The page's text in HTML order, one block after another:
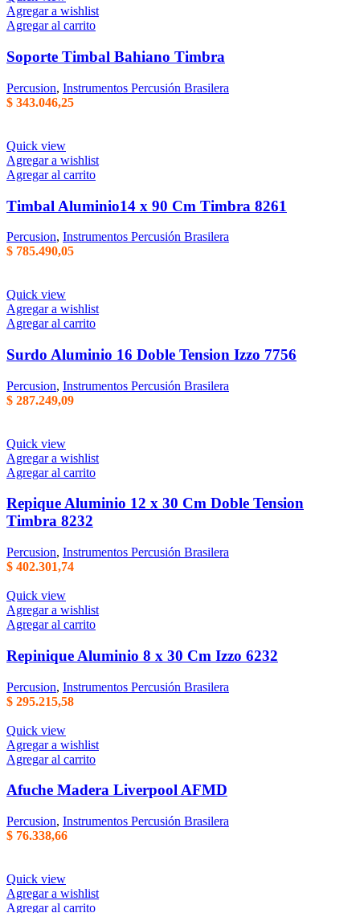
página
del
Agregar a wishlist
Agregar al carrito
Soporte Timbal Bahiano Timbra
Percusion, Instrumentos Percusión Brasilera
$ 343.046,25
Quick view
Agregar a wishlist
Agregar al carrito
Timbal Aluminio14 x 90 Cm Timbra 8261
Percusion, Instrumentos Percusión Brasilera
$ 785.490,05
Quick view
Agregar a wishlist
Agregar al carrito
Surdo Aluminio 16 Doble Tension Izzo 7756
Percusion, Instrumentos Percusión Brasilera
$ 287.249,09
Quick view
Agregar a wishlist
Agregar al carrito
Repique Aluminio 12 x 30 Cm Doble Tension
Timbra 8232
Percusion, Instrumentos Percusión Brasilera
$ 402.301,74
Quick view
Agregar a wishlist
Agregar al carrito
Repinique Aluminio 8 x 30 Cm Izzo 6232
Percusion, Instrumentos Percusión Brasilera
$ 295.215,58
Quick view
Agregar a wishlist
Agregar al carrito
Afuche Madera Liverpool AFMD
Percusion, Instrumentos Percusión Brasilera
$ 76.338,66
Quick view
Agregar a wishlist
Agregar al carrito